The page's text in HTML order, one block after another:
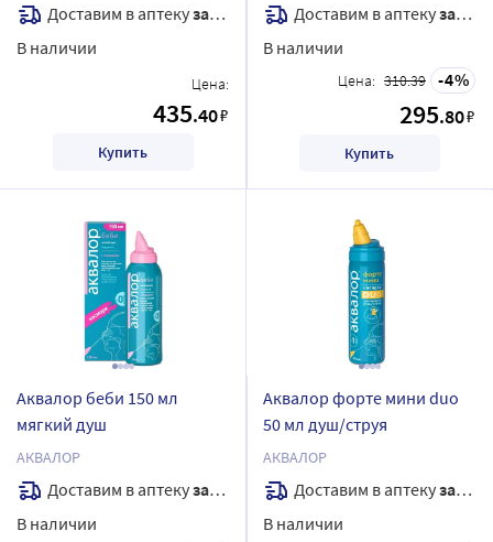
Доставим в аптекузавтра
В наличии
Цена:
435.40₽
Купить
Доставим в аптекузавтра
В наличии
Цена: 310.39 4
295.80₽
Купить
Аквалор беби 150 мл
мягкий душ
АКВАЛОР
Доставим в аптекузавтра
В наличии
Аквалор форте мини duo
50 мл душ/струя
АКВАЛОР
Доставим в аптекузавтра
В наличии